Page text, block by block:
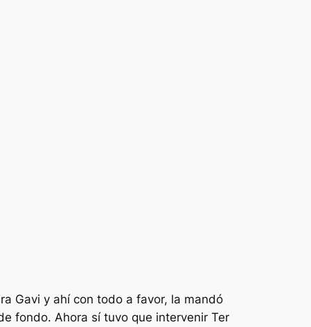
Gavi y ahí con todo a favor, la mandó
fondo. Ahora sí tuvo que intervenir Ter